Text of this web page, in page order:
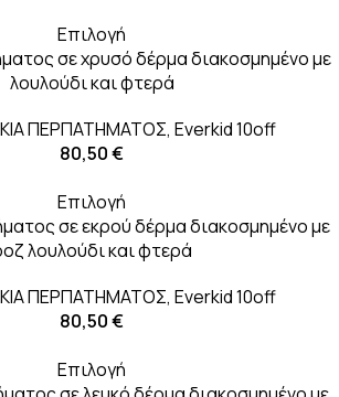
Επιλογή
σε χρυσό δέρμα διακοσμημένο με
λουλούδι και φτερά
ΠΕΡΠΑΤΗΜΑΤΟΣ, Everkid 10off
80,50€
Επιλογή
σε εκρού δέρμα διακοσμημένο με
λουλούδι και φτερά
ΠΕΡΠΑΤΗΜΑΤΟΣ, Everkid 10off
80,50€
Επιλογή